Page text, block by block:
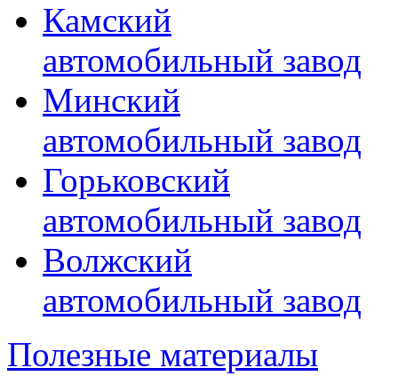
Камский
автомобильный завод
Минский
автомобильный завод
Горьковский
автомобильный завод
Волжский
автомобильный завод
Полезные материалы